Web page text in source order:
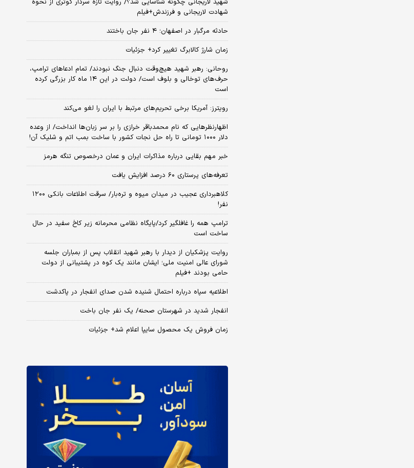
شهادت لاریجانی و فرزندش+فیلم
حادثه مرگبار در اصفهان؛ ۴ نفر جان باختند
زمان شارژ کالابرگ تغییر کرد+ جزئیات
روحانی: رهبر شهید هیچ‌وقت دنبال جنگ نبودند/ تمام ادعاهای ترامپ،
حرف‌های توخالی و بلوف است/ دولت در این ۱۴ ماه کار بزرگی کرده
است
رویترز: آمریکا برخی تحریم‌های مرتبط با ایران را لغو می‌کند
اظهارنظرهایی که نام محمدباقر خرازی را بر سر زبان‌ها انداخت/ از وعده
دلار ۱۰۰۰ تومانی تا راه حل نجات کشور با ساخت بمب اتم و شلیک آن!
خبر مهم بقایی درباره مذاکرات ایران و عمان درخصوص تنگه هرمز
تعرفه‌های پرستاری ۶۰ درصد افزایش یافت
کلاهبرداری عجیب در میدان میوه و تره‌بار/ سرقت اطلاعات بانکی ۱۲۰۰
نفر!
ترامپ همه را غافلگیر کرد/پایگاه نظامی محرمانه زیر کاخ سفید در حال
ساخت است
روایت پزشکیان از دیدار با رهبر شهید انقلاب پس از بمباران جلسه
شورای عالی امنیت ملی؛ ایشان مانند یک کوه در پشتیبانی از دولت
حامی بودند +فیلم
اطلاعیه سپاه درباره احتمال شنیده شدن صدای انفجار در پاکدشت
انفجار شدید در شهرستان صحنه/ یک نفر جان باخت
زمان فروش یک محصول سایپا اعلام شد+ جزئیات